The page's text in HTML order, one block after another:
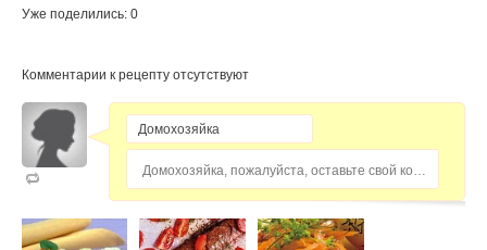
Уже поделились: 0
Комментарии к рецепту отсутствуют
Домохозяйка, пожалуйста, оставьте свой комментарий...